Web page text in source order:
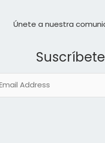
Únete a nuestra